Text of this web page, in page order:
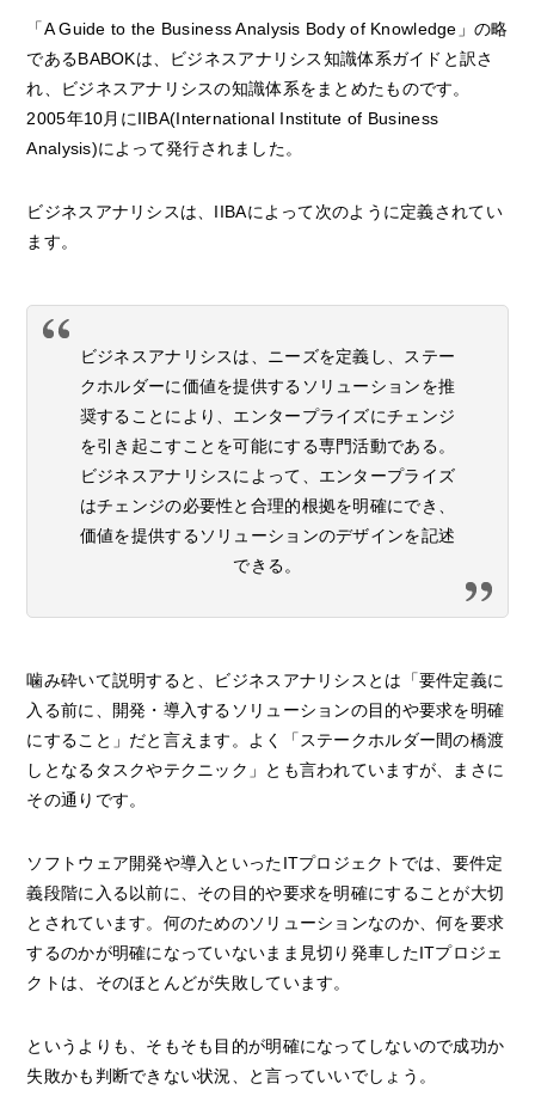
「A Guide to the Business Analysis Body of Knowledge」の略
であるBABOKは、ビジネスアナリシス知識体系ガイドと訳さ
れ、ビジネスアナリシスの知識体系をまとめたものです。
2005年10月にIIBA(International Institute of Business
Analysis)によって発行されました。
ビジネスアナリシスは、IIBAによって次のように定義されてい
ます。
ビジネスアナリシスは、ニーズを定義し、ステー
クホルダーに価値を提供するソリューションを推
奨することにより、エンタープライズにチェンジ
を引き起こすことを可能にする専門活動である。
ビジネスアナリシスによって、エンタープライズ
はチェンジの必要性と合理的根拠を明確にでき、
価値を提供するソリューションのデザインを記述
できる。
噛み砕いて説明すると、ビジネスアナリシスとは「要件定義に
入る前に、開発・導入するソリューションの目的や要求を明確
にすること」だと言えます。よく「ステークホルダー間の橋渡
しとなるタスクやテクニック」とも言われていますが、まさに
その通りです。
ソフトウェア開発や導入といったITプロジェクトでは、要件定
義段階に入る以前に、その目的や要求を明確にすることが大切
とされています。何のためのソリューションなのか、何を要求
するのかが明確になっていないまま見切り発車したITプロジェ
クトは、そのほとんどが失敗しています。
というよりも、そもそも目的が明確になってしないので成功か
失敗かも判断できない状況、と言っていいでしょう。